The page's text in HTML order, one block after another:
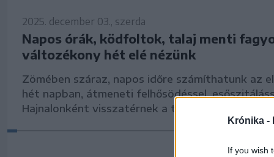
Krónika -
If you wish
2025. december 03., szerda
Napos órák, ködfoltok, talaj menti
változékony hét elé nézünk
Zömében száraz, napos időre számíthatunk az
hét napban, átmeneti felhősödéssel,
Hajnalonként visszatérnek a talaj menti fagyok.